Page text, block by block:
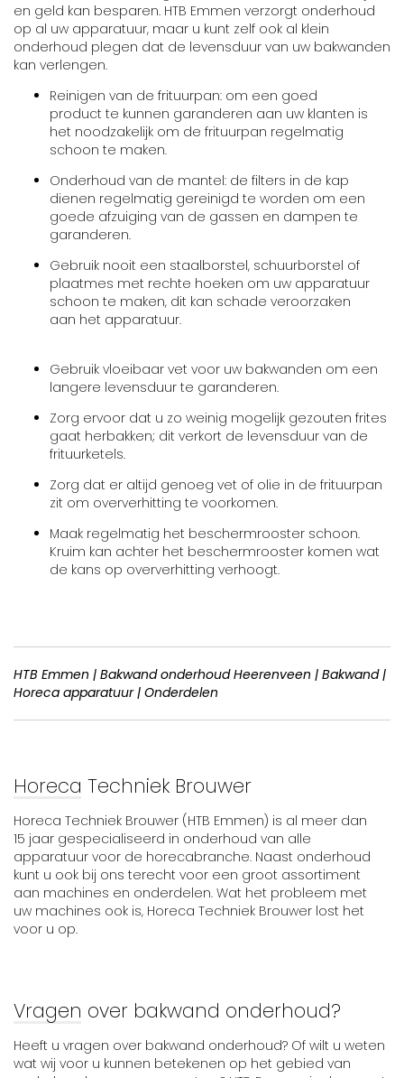
en geld kan besparen. HTB Emmen verzorgt onderhoud
op al uw apparatuur, maar u kunt zelf ook al klein
onderhoud plegen dat de levensduur van uw bakwanden
kan verlengen.
Reinigen van de frituurpan: om een goed
product te kunnen garanderen aan uw klanten is
het noodzakelijk om de frituurpan regelmatig
schoon te maken.
Onderhoud van de mantel: de filters in de kap
dienen regelmatig gereinigd te worden om een
goede afzuiging van de gassen en dampen te
garanderen.
Gebruik nooit een staalborstel, schuurborstel of
plaatmes met rechte hoeken om uw apparatuur
schoon te maken, dit kan schade veroorzaken
aan het apparatuur.
Gebruik vloeibaar vet voor uw bakwanden om een
langere levensduur te garanderen.
Zorg ervoor dat u zo weinig mogelijk gezouten frites
gaat herbakken; dit verkort de levensduur van de
frituurketels.
Zorg dat er altijd genoeg vet of olie in de frituurpan
zit om oververhitting te voorkomen.
Maak regelmatig het beschermrooster schoon.
Kruim kan achter het beschermrooster komen wat
de kans op oververhitting verhoogt.
HTB Emmen | Bakwand onderhoud Heerenveen | Bakwand |
Horeca apparatuur | Onderdelen
Horeca Techniek Brouwer
Horeca Techniek Brouwer (HTB Emmen) is al meer dan
15 jaar gespecialiseerd in onderhoud van alle
apparatuur voor de horecabranche. Naast onderhoud
kunt u ook bij ons terecht voor een groot assortiment
aan machines en onderdelen. Wat het probleem met
uw machines ook is, Horeca Techniek Brouwer lost het
voor u op.
Vragen over bakwand onderhoud?
Heeft u vragen over bakwand onderhoud? Of wilt u weten
wat wij voor u kunnen betekenen op het gebied van